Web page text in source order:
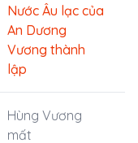
Nước Âu lạc của
An Dương
Vương thành
lập
Hùng Vương
mất